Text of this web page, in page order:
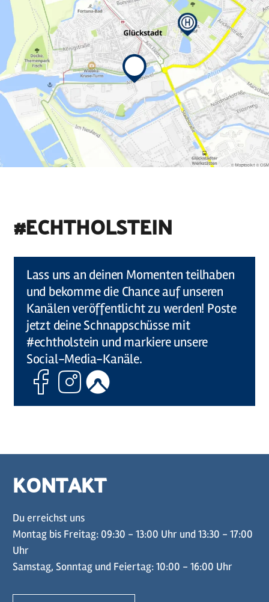
#ECHTHOLSTEIN
Lass uns an deinen Momenten teilhaben
und bekomme die Chance auf unseren
Kanälen veröffentlicht zu werden! Poste
jetzt deine Schnappschüsse mit
#echtholstein und markiere unsere
Social-Media-Kanäle.
FacebookInstagram
Komoot
KONTAKT
Du erreichst uns
Montag bis Freitag: 09:30 - 13:00 Uhr und 13:30 - 17:00
Uhr
Samstag, Sonntag und Feiertag: 10:00 - 16:00 Uhr